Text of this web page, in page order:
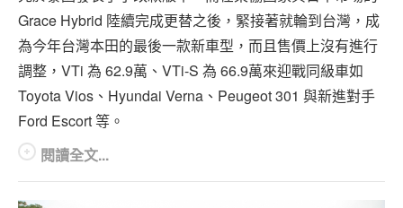
兩輪世界
Grace Hybrid 陸續完成更替之後，緊接著就輪到台灣，成
為今年台灣本田的最後一款新車型，而且售價上沒有進行
調整，VTi 為 62.9萬、VTi-S 為 66.9萬來迎戰同級車如
Toyota Vios、Hyundai Verna、Peugeot 301 與新進對手
Ford Escort 等。
閱讀全文...